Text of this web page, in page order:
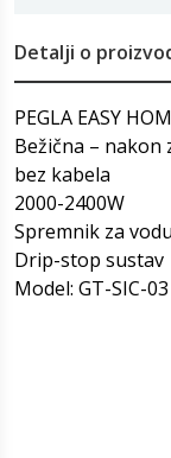
Detalji o
PEGLA EASY
Bežična –
bez kabela
2000-2400W
Spremnik za
Drip-stop sustav
Model: GT-SIC-03